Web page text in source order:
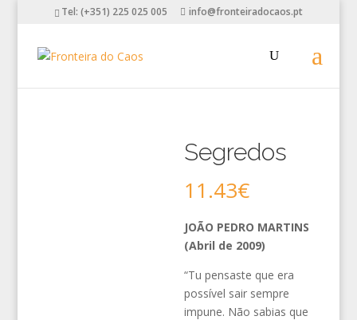
Tel: (+351) 225 025 005 info@fronteiradocaos.pt
Segredos
11.43€
JOÃO PEDRO MARTINS
(Abril de 2009)
“Tu pensaste que era
possível sair sempre
impune. Não sabias que